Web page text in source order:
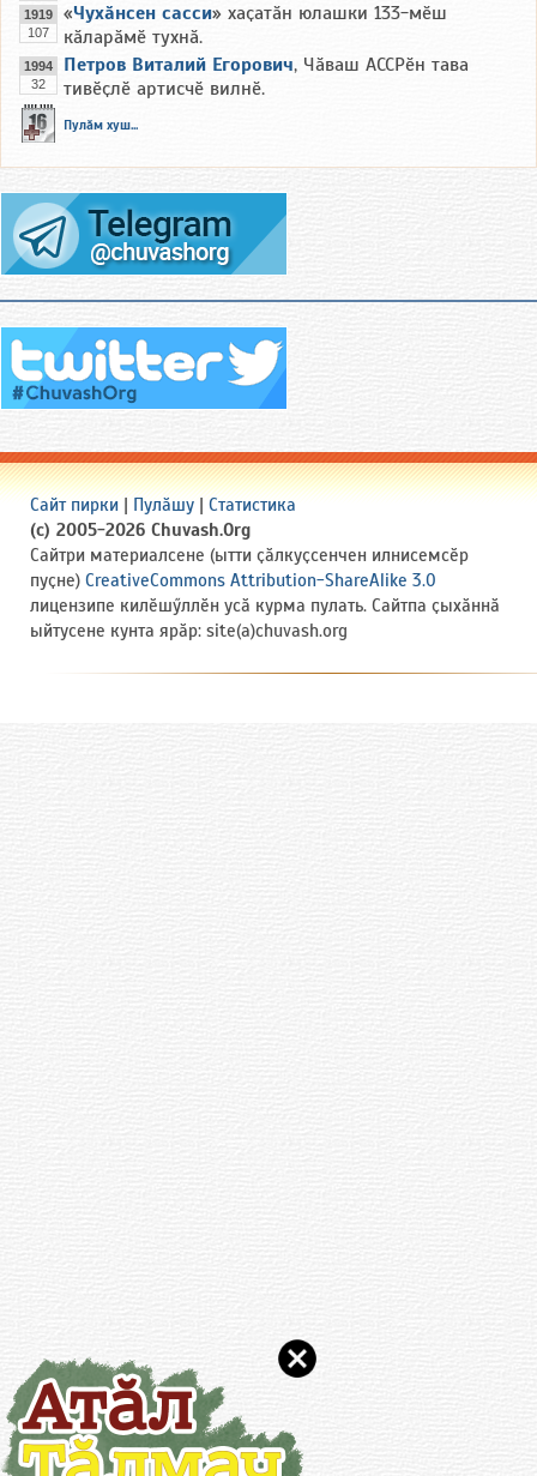
1919
107
«Чухӑнсен сасси» хаҫатӑн юлашки 133-мӗш
кӑларӑмӗ тухнӑ.
1994
32
Петров Виталий Егорович, Чӑваш АССРӗн тава
тивӗҫлӗ артисчӗ вилнӗ.
Пулӑм хуш...
Сайт пирки | Пулӑшу | Статистика
(c) 2005-2026 Chuvash.Org
Сайтри материалсене (ытти ҫӑлкуҫсенчен илнисемсӗр
пуҫне) CreativeCommons Attribution-ShareAlike 3.0
лицензипе килӗшӳллӗн усӑ курма пулать. Сайтпа ҫыхӑннӑ
ыйтусене кунта ярӑр: site(a)chuvash.org